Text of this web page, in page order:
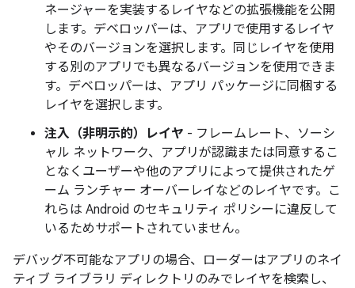
ネージャーを実装するレイヤなどの拡張機能を公開
します。デベロッパーは、アプリで使用するレイヤ
やそのバージョンを選択します。同じレイヤを使用
する別のアプリでも異なるバージョンを使用できま
す。デベロッパーは、アプリ パッケージに同梱する
レイヤを選択します。
注入（非明示的）レイヤ - フレームレート、ソーシ
ャル ネットワーク、アプリが認識または同意するこ
となくユーザーや他のアプリによって提供されたゲ
ーム ランチャー オーバーレイなどのレイヤです。こ
れらは Android のセキュリティ ポリシーに違反して
いるためサポートされていません。
デバッグ不可能なアプリの場合、ローダーはアプリのネイ
ティブ ライブラリ ディレクトリのみでレイヤを検索し、